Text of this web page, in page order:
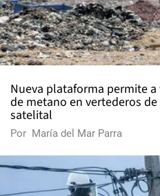
Nueva plataforma permite
de metano en vertederos
satelital
Por María del Mar Parra